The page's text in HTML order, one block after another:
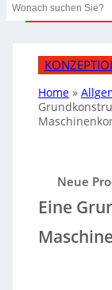
Search
Home»
Neue
Eine